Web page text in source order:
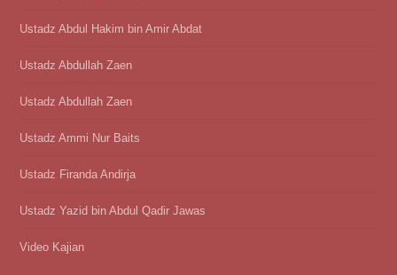
Ustadz Abdul Hakim bin Amir Abdat
Ustadz Abdullah Zaen
Ustadz Abdullah Zaen
Ustadz Ammi Nur Baits
Ustadz Firanda Andirja
Ustadz Yazid bin Abdul Qadir Jawas
Video Kajian